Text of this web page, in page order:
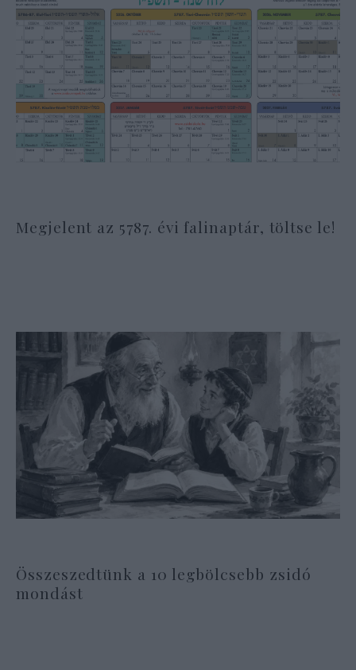
Megjelent az 5787. évi falinaptár, töltse le!
Összeszedtünk a 10 legbölcsebb zsidó
mondást